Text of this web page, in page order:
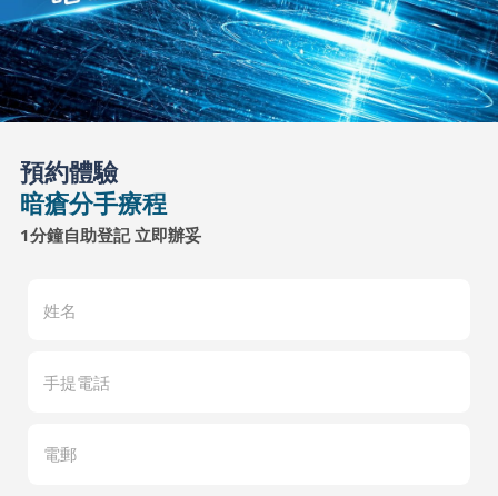
預約體驗
暗瘡分手療程
1分鐘自助登記 立即辦妥